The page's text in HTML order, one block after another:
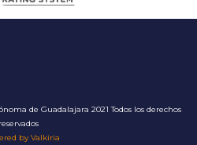
de Guadalajara 2021 Todos los derechos
reservados
by Valkiria